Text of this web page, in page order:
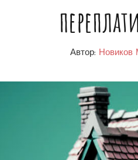
Автор: Новиков